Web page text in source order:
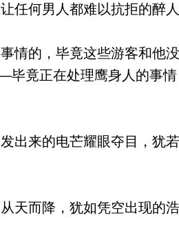
何男人都难以抗拒的醉人
的，毕竟这些游客和他
竟正在处理鹰身人的事
出来的电芒耀眼夺目，犹
天而降，犹如凭空出现的